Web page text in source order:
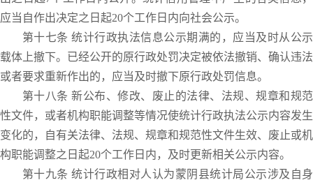
应当自作出决定之日起20个工作日内向社会公示。
第十七条 统计行政执法信息公示期满的，应当及时从公示
载体上撤下。已经公开的原行政处罚决定被依法撤销、确认违法
或者要求重新作出的，应当及时撤下原行政处罚信息。
第十八条 新公布、修改、废止的法律、法规、规章和规范
性文件，或者机构职能调整等情况使统计行政执法公示内容发生
变化的，自有关法律、法规、规章和规范性文件生效、废止或机
构职能调整之日起20个工作日内，及时更新相关公示内容。
第十九条 统计行政相对人认为蒙阴县统计局公示涉及自身